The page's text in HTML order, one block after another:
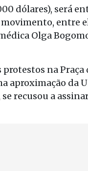
dólares), será
entre
Olga
na
aproximação da
recusou a